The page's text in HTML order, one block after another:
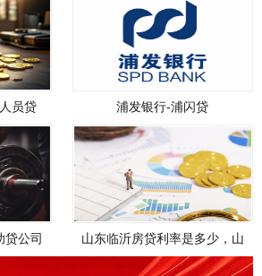
员贷
浦发银行-浦闪贷
贷公司
需求
山东临沂房贷利率是多少，山
东临沂房贷利率是多少钱